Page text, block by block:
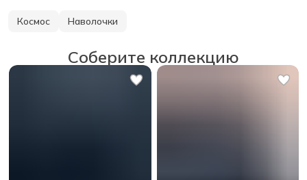
Космос Наволочки
Соберите коллекцию